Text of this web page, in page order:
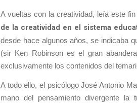
A vueltas con la creatividad, leía este
de la creatividad en el sistema
desde hace algunos años, se indicaba
(sir Ken Robinson es el gran
exclusivamente los contenidos del
A todo ello, el psicólogo José Antonio
mano del pensamiento divergente la